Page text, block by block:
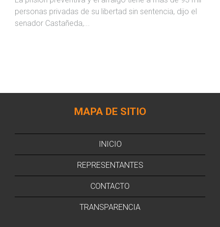
personas privadas de su libertad sin sentencia, dijo el
senador Castañeda,...
MAPA DE SITIO
INICIO
REPRESENTANTES
CONTACTO
TRANSPARENCIA